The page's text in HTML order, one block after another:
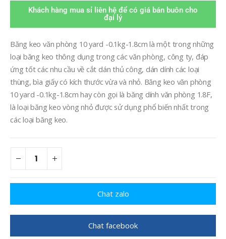
Khách hàng mua sỉ liên hệ để có giá bán buôn cho
đại lý
Băng keo văn phòng 10 yard -0.1kg-1.8cm là một trong những
loại băng keo thông dụng trong các văn phòng, công ty, đáp
ứng tốt các nhu cầu về cắt dán thủ công, dán dính các loại
thùng, bìa giấy có kích thước vừa và nhỏ. Băng keo văn phòng
10 yard -0.1kg-1.8cm hay còn gọi là băng dính văn phòng 1.8F,
là loại băng keo vòng nhỏ được sử dụng phổ biến nhất trong
các loại băng keo.
Chat zalo
Chat facebook